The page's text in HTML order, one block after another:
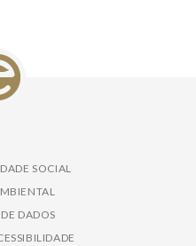
SOCIAL
DADOS